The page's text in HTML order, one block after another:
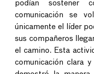
podían sostener
comunicación se
únicamente el líder
sus compañeros
el camino. Esta
comunicación clara